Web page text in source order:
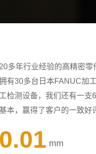
多年行业经验的高精密
有30多台日本FANUC加
检测设备，我们还有一支
本，赢得了客户的一致好
0.01 mm